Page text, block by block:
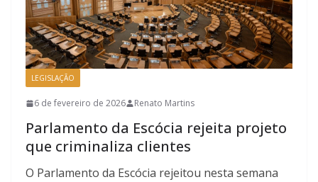
LEGISLAÇÃO
6 de fevereiro de 2026 Renato Martins
Parlamento da Escócia rejeita projeto
que criminaliza clientes
O Parlamento da Escócia rejeitou nesta semana